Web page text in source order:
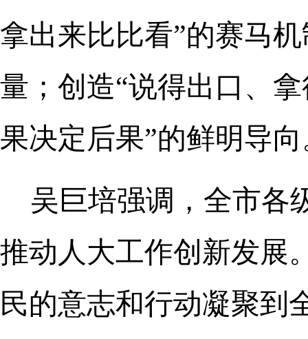
拿出来比比看”的赛马
量；创造“说得出口、
果决定后果”的鲜明导
吴巨培强调，全市各
推动人大工作创新发展
民的意志和行动凝聚到